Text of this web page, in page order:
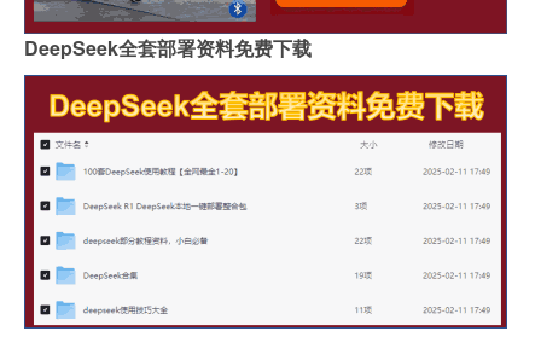
DeepSeek全套部署资料免费下载